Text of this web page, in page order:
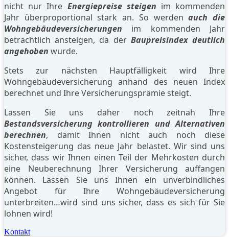
nicht nur Ihre Energiepreise steigen im kommenden
Jahr überproportional stark an. So werdenauch die
Wohngebäudeversicherungen im kommenden Jahr
beträchtlich ansteigen, da der Baupreisindex deutlich
angehoben wurde.
Stets zur nächsten Hauptfälligkeit wird Ihre
Wohngebäudeversicherung anhand des neuen Index
berechnet und Ihre Versicherungsprämie steigt.
Lassen Sie uns daher noch zeitnah Ihre
Bestandsversicherung kontrollieren und Alternativen
berechnen, damit Ihnen nicht auch noch diese
Kostensteigerung das neue Jahr belastet. Wir sind uns
sicher, dass wir Ihnen einen Teil der Mehrkosten durch
eine Neuberechnung Ihrer Versicherung auffangen
können. Lassen Sie uns Ihnen ein unverbindliches
Angebot für Ihre Wohngebäudeversicherung
unterbreiten…wird sind uns sicher, dass es sich für Sie
lohnen wird!
Kontakt